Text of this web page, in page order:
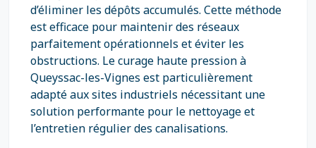
d’éliminer les dépôts accumulés. Cette méthode
est efficace pour maintenir des réseaux
parfaitement opérationnels et éviter les
obstructions. Le curage haute pression à
Queyssac-les-Vignes est particulièrement
adapté aux sites industriels nécessitant une
solution performante pour le nettoyage et
l’entretien régulier des canalisations.